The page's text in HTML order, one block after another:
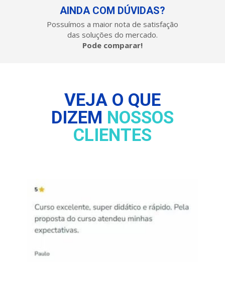
AINDA COM DÚVIDAS?
Possuímos a maior nota de satisfação
das soluções do mercado.
Pode comparar!
VEJA O QUE
DIZEM NOSSOS
CLIENTES